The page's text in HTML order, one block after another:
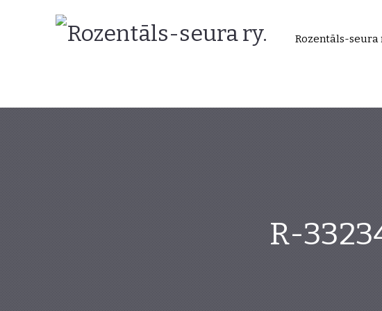
Rozentāls-
ry.
Rozentāls-seura
R-